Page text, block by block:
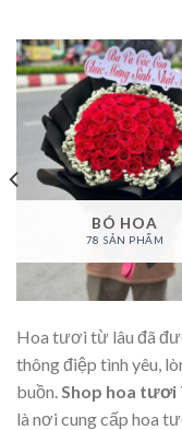
BÓ HOA
78 SẢN PHẨM
Hoa tươi từ lâu đã
thông điệp tình yêu,
buồn.Shop hoa tươi
là nơi cung cấp hoa